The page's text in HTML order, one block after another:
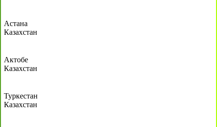
Астана
Казахстан
Актобе
Казахстан
Туркестан
Казахстан